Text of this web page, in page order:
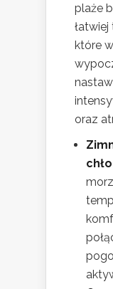
plaże
które
oraz